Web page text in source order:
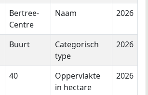
Bertree-
Centre
Naam 2026
Buurt
Categorisch
type
2026
40
Oppervlakte
in hectare
2026